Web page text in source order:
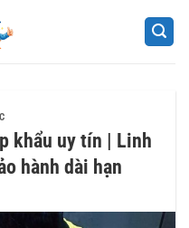
khẩu uy tín | Linh
hành dài hạn